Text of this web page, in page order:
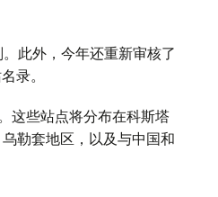
此外，今年还重新审核了
录。
这些站点将分布在科斯塔
勒套地区，以及与中国和